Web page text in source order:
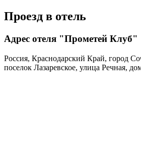
Проезд в отель
Адрес отеля "Прометей Клуб"
Россия, Краснодарский Край, город
поселок Лазаревское, улица Речная,